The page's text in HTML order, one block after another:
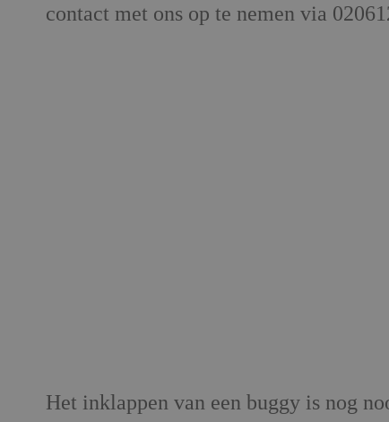
contact met ons op te nemen via
Het inklappen van een buggy is nog